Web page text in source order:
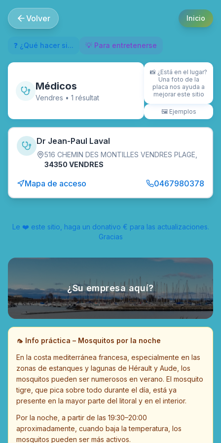
Volver Inicio
❓ ¿Qué hacer si... 💡 Para entretenerse
Médicos
Vendres • 1 résultat
📸 ¿Está en el lugar?
Una foto de la
placa nos ayuda a
mejorar este sitio
🖼️ Ejemplos
Dr Jean-Paul Laval
516 CHEMIN DES MONTILLES VENDRES PLAGE
34350 VENDRES
Mapa de acceso 0467980378
Le ❤️ este sitio, haga un donativo € para las actualizaciones.
Gracias
¿Su empresa aquí?
🦟 Info práctica – Mosquitos por la noche
En la costa mediterránea francesa, especialmente en las
zonas de estanques y lagunas de Hérault y Aude, los
mosquitos pueden ser numerosos en verano. El mosquito
tigre, que pica sobre todo durante el día, está ya
presente en la mayor parte del litoral y en el interior.
Por la noche, a partir de las 19:30–20:00
aproximadamente, cuando baja la temperatura, los
mosquitos pueden ser más activos.